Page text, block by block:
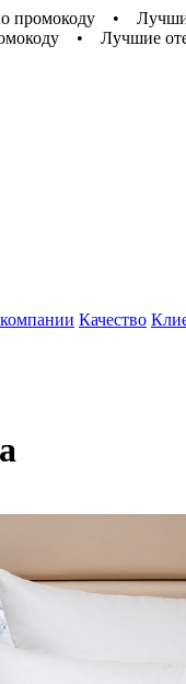
промокоду •
• Лучшие
Качество